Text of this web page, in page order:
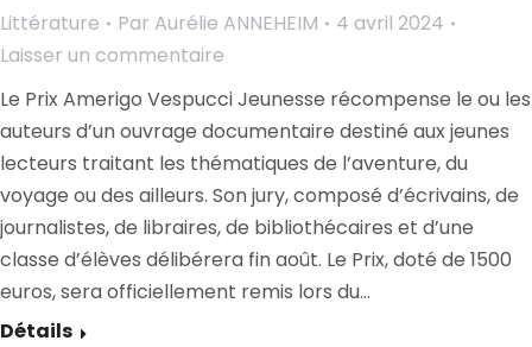
Littérature Par Aurélie ANNEHEIM
4 avril 2024
Laisser un commentaire
Le Prix Amerigo Vespucci Jeunesse récompense le ou les
auteurs d’un ouvrage documentaire destiné aux jeunes
lecteurs traitant les thématiques de l’aventure, du
voyage ou des ailleurs. Son jury, composé d’écrivains, de
journalistes, de libraires, de bibliothécaires et d’une
classe d’élèves délibérera fin août. Le Prix, doté de 1500
euros, sera officiellement remis lors du…
Détails